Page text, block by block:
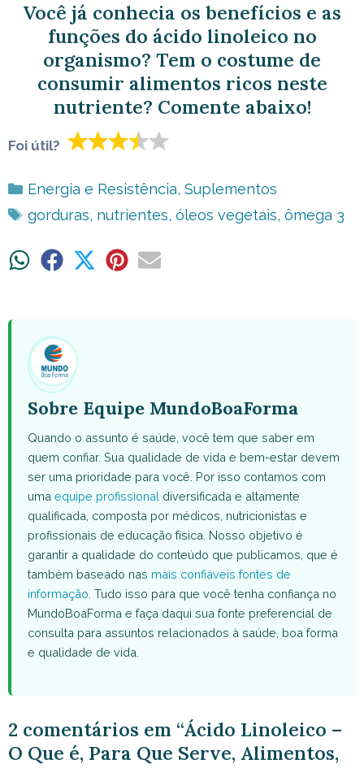
Você já conhecia os benefícios e as
funções do ácido linoleico no
organismo? Tem o costume de
consumir alimentos ricos neste
nutriente? Comente abaixo!
Foi útil?
Categorias
Energia e Resistência, Suplementos
Tags
gorduras, nutrientes, óleos vegetais, ômega 3
ShareShare ShareShareShare
Sobre Equipe MundoBoaForma
Quando o assunto é saúde, você tem que saber em
quem confiar. Sua qualidade de vida e bem-estar devem
ser uma prioridade para você. Por isso contamos com
uma equipe profissional diversificada e altamente
qualificada, composta por médicos, nutricionistas e
profissionais de educação física. Nosso objetivo é
garantir a qualidade do conteúdo que publicamos, que é
também baseado nas mais confiáveis fontes de
informação . Tudo isso para que você tenha confiança no
MundoBoaForma e faça daqui sua fonte preferencial de
consulta para assuntos relacionados à saúde, boa forma
e qualidade de vida.
2 comentários em “Ácido Linoleico –
O Que é, Para Que Serve, Alimentos,